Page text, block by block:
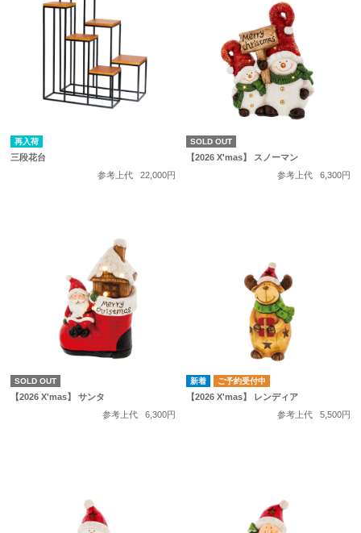
再入荷
三段花台
参考上代
22,000円
SOLD OUT
【2026 X'mas】 スノーマン
参考上代
6,300円
SOLD OUT
【2026 X'mas】 サンタ
参考上代
6,300円
ご予約受付中
【2026 X'mas】 レンディア
参考上代
5,500円